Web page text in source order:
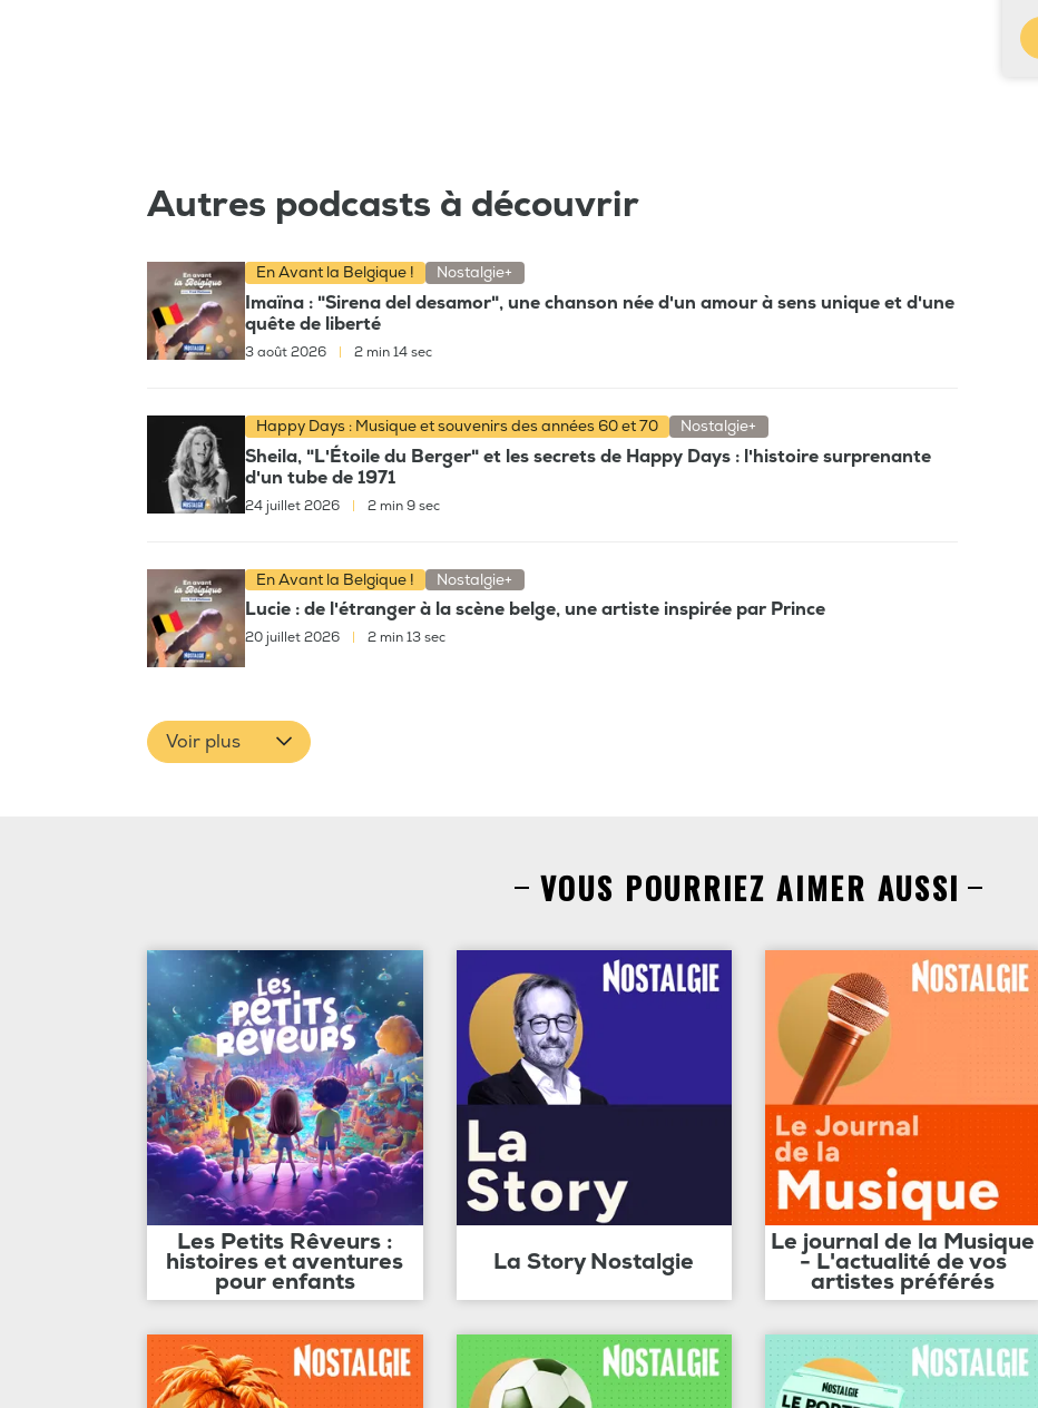
Autres podcasts à découvrir
En Avant la Belgique ! Nostalgie+
Imaïna : "Sirena del desamor", une chanson née d'un amour à sens unique et d'une
quête de liberté
3 août 2026 2 min 14 sec
Happy Days : Musique et souvenirs des années 60 et 70 Nostalgie+
Sheila, "L'Étoile du Berger" et les secrets de Happy Days : l'histoire surprenante
d'un tube de 1971
24 juillet 2026 | 2 min 9 sec
En Avant la Belgique ! Nostalgie+
Lucie : de l'étranger à la scène belge, une artiste inspirée par Prince
20 juillet 2026 2 min 13 sec
Voir plus
VOUS POURRIEZ AIMER AUSSI
Les Petits Rêveurs :
histoires et aventures
pour enfants
La Story Nostalgie
Le journal de la Musique
- L'actualité de vos
artistes préférés